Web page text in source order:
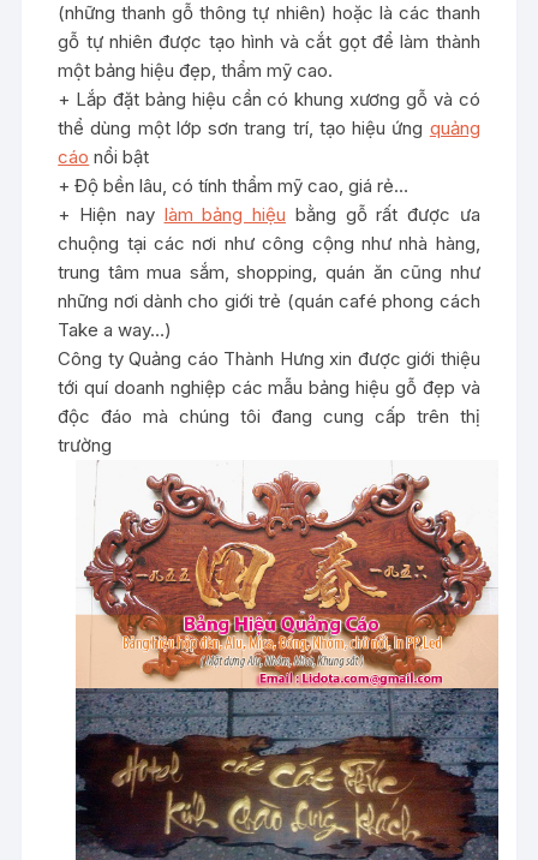
(những thanh gỗ thông tự nhiên) hoặc là các thanh
gỗ tự nhiên được tạo hình và cắt gọt để làm thành
một bảng hiệu đẹp, thẩm mỹ cao.
+ Lắp đặt bảng hiệu cần có khung xương gỗ và có
thể dùng một lớp sơn trang trí, tạo hiệu ứng quảng
cáo nổi bật
+ Độ bền lâu, có tính thẩm mỹ cao, giá rẻ…
+ Hiện nay làm bảng hiệu bằng gỗ rất được ưa
chuộng tại các nơi như công cộng như nhà hàng,
trung tâm mua sắm, shopping, quán ăn cũng như
những nơi dành cho giới trẻ (quán café phong cách
Take a way…)
Công ty Quảng cáo Thành Hưng xin được giới thiệu
tới quí doanh nghiệp các mẫu bảng hiệu gỗ đẹp và
độc đáo mà chúng tôi đang cung cấp trên thị
trường